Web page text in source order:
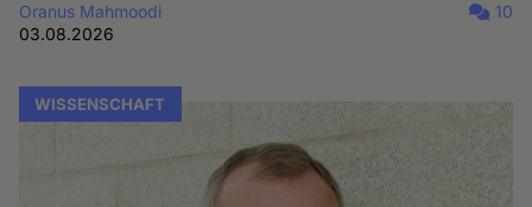
Oranus Mahmoodi
03.08.2026
10
WISSENSCHAFT